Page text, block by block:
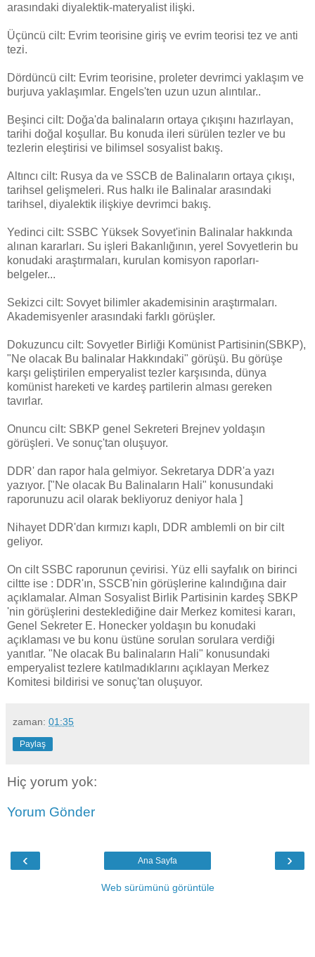
arasındaki diyalektik-materyalist ilişki.
Üçüncü cilt: Evrim teorisine giriş ve evrim teorisi tez ve anti
tezi.
Dördüncü cilt: Evrim teorisine, proleter devrimci yaklaşım ve
burjuva yaklaşımlar. Engels'ten uzun uzun alıntılar..
Beşinci cilt: Doğa'da balinaların ortaya çıkışını hazırlayan,
tarihi doğal koşullar. Bu konuda ileri sürülen tezler ve bu
tezlerin eleştirisi ve bilimsel sosyalist bakış.
Altıncı cilt: Rusya da ve SSCB de Balinaların ortaya çıkışı,
tarihsel gelişmeleri. Rus halkı ile Balinalar arasındaki
tarihsel, diyalektik ilişkiye devrimci bakış.
Yedinci cilt: SSBC Yüksek Sovyet'inin Balinalar hakkında
alınan kararları. Su işleri Bakanlığının, yerel Sovyetlerin bu
konudaki araştırmaları, kurulan komisyon raporları-
belgeler...
Sekizci cilt: Sovyet bilimler akademisinin araştırmaları.
Akademisyenler arasındaki farklı görüşler.
Dokuzuncu cilt: Sovyetler Birliği Komünist Partisinin(SBKP),
"Ne olacak Bu balinalar Hakkındaki" görüşü. Bu görüşe
karşı geliştirilen emperyalist tezler karşısında, dünya
komünist hareketi ve kardeş partilerin alması gereken
tavırlar.
Onuncu cilt: SBKP genel Sekreteri Brejnev yoldaşın
görüşleri. Ve sonuç'tan oluşuyor.
DDR' dan rapor hala gelmiyor. Sekretarya DDR'a yazı
yazıyor. ["Ne olacak Bu Balinaların Hali" konusundaki
raporunuzu acil olarak bekliyoruz deniyor hala ]
Nihayet DDR'dan kırmızı kaplı, DDR amblemli on bir cilt
geliyor.
On cilt SSBC raporunun çevirisi. Yüz elli sayfalık on birinci
ciltte ise : DDR'ın, SSCB'nin görüşlerine kalındığına dair
açıklamalar. Alman Sosyalist Birlik Partisinin kardeş SBKP
'nin görüşlerini desteklediğine dair Merkez komitesi kararı,
Genel Sekreter E. Honecker yoldaşın bu konudaki
açıklaması ve bu konu üstüne sorulan sorulara verdiği
yanıtlar. "Ne olacak Bu balinaların Hali" konusundaki
emperyalist tezlere katılmadıklarını açıklayan Merkez
Komitesi bildirisi ve sonuç'tan oluşuyor.
zaman: 01:35
Paylaş
Hiç yorum yok:
Yorum Gönder
‹ ›
Ana Sayfa
Web sürümünü görüntüle